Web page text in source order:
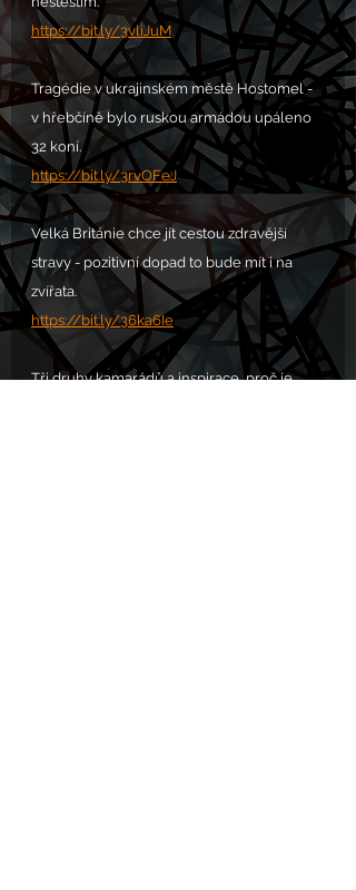
https://bit.ly/3vliJuM
Tragédie v ukrajinském městě Hostomel -
v hřebčíně bylo ruskou armádou upáleno
32 koní.
https://bit.ly/3rvOFeJ
Velká Británie chce jít cestou zdravější
stravy - pozitivní dopad to bude mít i na
zvířata.
https://bit.ly/36ka6Ie
Tři druhy kamarádů a inspirace, proč je